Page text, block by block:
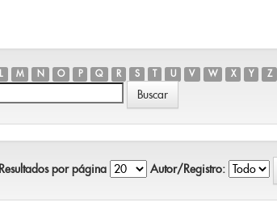
L M N O P Q R S T U V W X Y Z
Resultados por página Autor/Registro: